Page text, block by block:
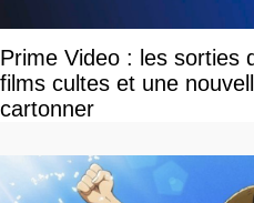
Prime Video : les sorties
films cultes et une
cartonner